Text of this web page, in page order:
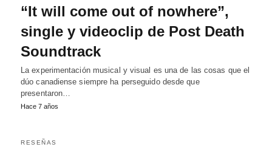
“It will come out of nowhere”,
single y videoclip de Post Death
Soundtrack
La experimentación musical y visual es una de las cosas que el
dúo canadiense siempre ha perseguido desde que
presentaron…
Hace 7 años
RESEÑAS